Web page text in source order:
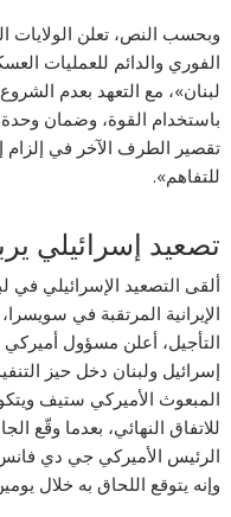
وبحسب النص، تعلن الولايات
الفوري والدائم للعمليات
لبنان»، مع التعهد بعدم
باستخدام القوة، وضمان
تقصير الطرف الآخر في إلزام
للتفاهم».
تصعيد إسرائيلي
ألقى التصعيد الإسرائيلي في
الإيرانية المرتقبة في
التأجيل، أعلن مسؤول
إسرائيل ولبنان دخل حيز
المبعوث الأميركي ستيف
للاتفاق النهائي، بعدما وقّع
الرئيس الأميركي جي دي
وإنه يتوقع اللحاق به خلال